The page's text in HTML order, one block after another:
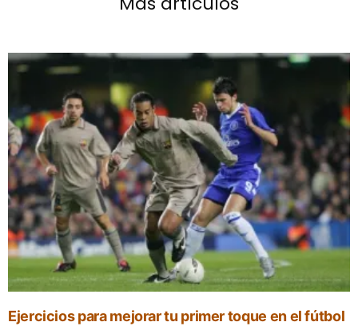
Ejercicios para mejorar tu primer toque en el fútbol